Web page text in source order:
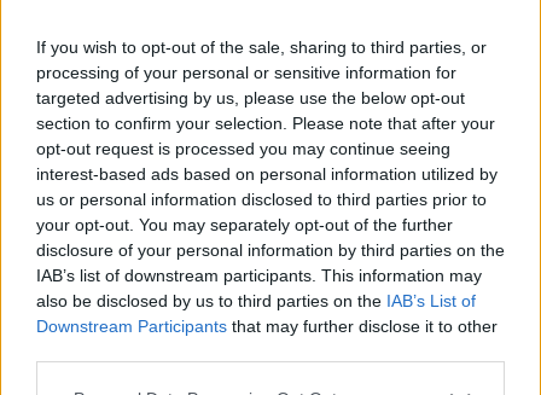
If you wish to opt-out of the sale, sharing to third parties, or
processing of your personal or sensitive information for
targeted advertising by us, please use the below opt-out
section to confirm your selection. Please note that after your
opt-out request is processed you may continue seeing
interest-based ads based on personal information utilized by
us or personal information disclosed to third parties prior to
your opt-out. You may separately opt-out of the further
disclosure of your personal information by third parties on the
IAB’s list of downstream participants. This information may
also be disclosed by us to third parties on the IAB’s List of
Downstream Participants that may further disclose it to other